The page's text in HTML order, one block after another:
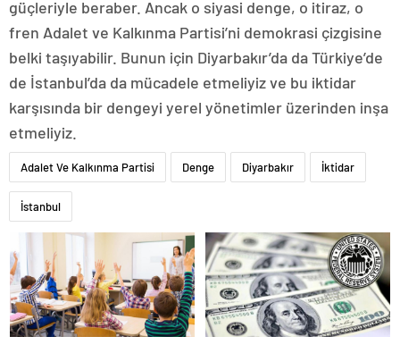
güçleriyle beraber. Ancak o siyasi denge, o itiraz, o
fren Adalet ve Kalkınma Partisi’ni demokrasi çizgisine
belki taşıyabilir. Bunun için Diyarbakır’da da Türkiye’de
de İstanbul’da da mücadele etmeliyiz ve bu iktidar
karşısında bir dengeyi yerel yönetimler üzerinden inşa
etmeliyiz.
Adalet Ve Kalkınma Partisi Denge Diyarbakır İktidar
İstanbul